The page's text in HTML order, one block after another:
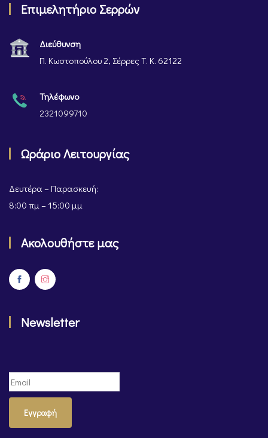
Επιμελητήριο Σερρών
Διεύθυνση
Π. Κωστοπούλου 2, Σέρρες Τ. Κ. 62122
Τηλέφωνο
2321099710
Ωράριο Λειτουργίας
Δευτέρα – Παρασκευή:
8:00 πμ – 15:00 μμ
Ακολουθήστε μας
Newsletter
Εγγραφή